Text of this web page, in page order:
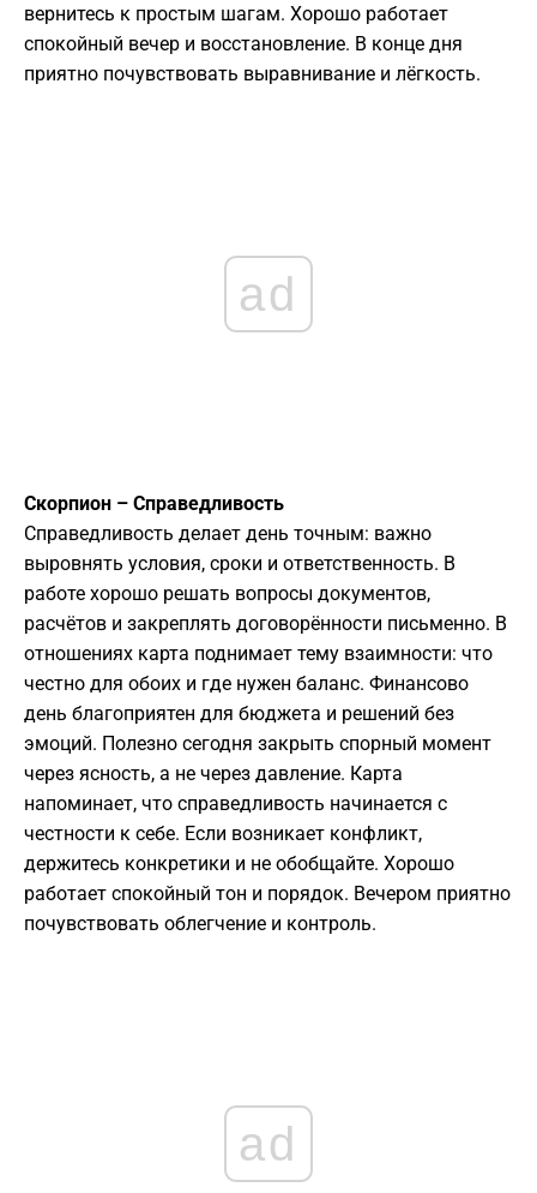
вернитесь к простым шагам. Хорошо работает
спокойный вечер и восстановление. В конце дня
приятно почувствовать выравнивание и лёгкость.
ad
Скорпион – Справедливость
Справедливость делает день точным: важно
выровнять условия, сроки и ответственность. В
работе хорошо решать вопросы документов,
расчётов и закреплять договорённости письменно. В
отношениях карта поднимает тему взаимности: что
честно для обоих и где нужен баланс. Финансово
день благоприятен для бюджета и решений без
эмоций. Полезно сегодня закрыть спорный момент
через ясность, а не через давление. Карта
напоминает, что справедливость начинается с
честности к себе. Если возникает конфликт,
держитесь конкретики и не обобщайте. Хорошо
работает спокойный тон и порядок. Вечером приятно
почувствовать облегчение и контроль.
ad